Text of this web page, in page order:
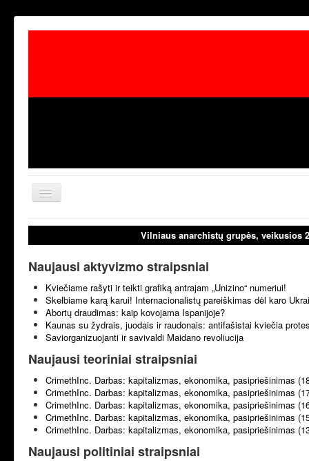
Toggle
Navigation
aktualijos
laisvoji
Vilniaus anarchistų grupės, veikusios
Naujausi aktyvizmo straipsniai
Kviečiame rašyti ir teikti grafiką antrajam „Unizino“ numeriui!
Skelbiame karą karui! Internacionalistų pareiškimas dėl karo
Abortų draudimas: kaip kovojama Ispanijoje?
Kaunas su žydrais, juodais ir raudonais: antifašistai kviečia
Saviorganizuojanti ir savivaldi Maidano revoliucija
Naujausi teoriniai straipsniai
CrimethInc. Darbas: kapitalizmas, ekonomika, pasipriešinimas
CrimethInc. Darbas: kapitalizmas, ekonomika, pasipriešinimas
CrimethInc. Darbas: kapitalizmas, ekonomika, pasipriešinimas
CrimethInc. Darbas: kapitalizmas, ekonomika, pasipriešinimas
CrimethInc. Darbas: kapitalizmas, ekonomika, pasipriešinimas
Naujausi politiniai straipsniai